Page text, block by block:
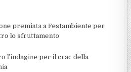
premiata a Festambiente per
lo sfruttamento
l’indagine per il crac della